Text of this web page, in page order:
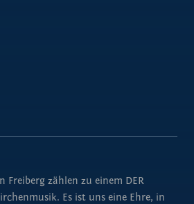
Freiberg zählen zu einem DER
Es ist uns eine Ehre, in